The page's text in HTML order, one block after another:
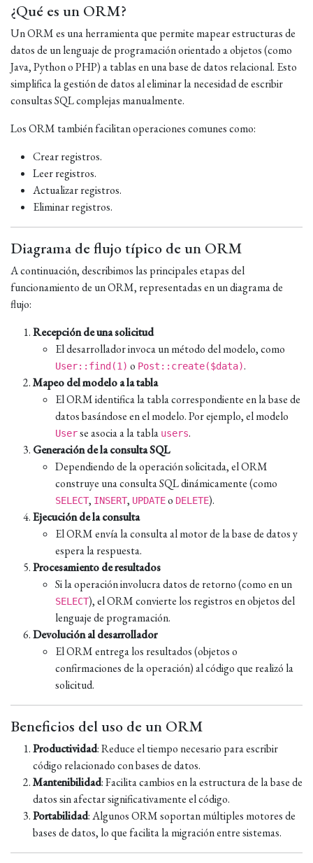
¿Qué es un ORM?
Un ORM es una herramienta que permite mapear estructuras de
datos de un lenguaje de programación orientado a objetos (como
Java, Python o PHP) a tablas en una base de datos relacional. Esto
simplifica la gestión de datos al eliminar la necesidad de escribir
consultas SQL complejas manualmente.
Los ORM también facilitan operaciones comunes como:
Crear registros.
Leer registros.
Actualizar registros.
Eliminar registros.
Diagrama de flujo típico de un ORM
A continuación, describimos las principales etapas del
funcionamiento de un ORM, representadas en un diagrama de
flujo:
Recepción de una solicitud
El desarrollador invoca un método del modelo, como
User::find(1) o Post::create($data).
Mapeo del modelo a la tabla
El ORM identifica la tabla correspondiente en la base de
datos basándose en el modelo. Por ejemplo, el modelo
Userse asocia a la tabla users.
Generación de la consulta SQL
Dependiendo de la operación solicitada, el ORM
construye una consulta SQL dinámicamente (como
SELECT, INSERT, UPDATEo DELETE).
Ejecución de la consulta
El ORM envía la consulta al motor de la base de datos y
espera la respuesta.
Procesamiento de resultados
Si la operación involucra datos de retorno (como en un
SELECT), el ORM convierte los registros en objetos del
lenguaje de programación.
Devolución al desarrollador
El ORM entrega los resultados (objetos o
confirmaciones de la operación) al código que realizó la
solicitud.
Beneficios del uso de un ORM
Productividad: Reduce el tiempo necesario para escribir
código relacionado con bases de datos.
Mantenibilidad: Facilita cambios en la estructura de la base de
datos sin afectar significativamente el código.
Portabilidad: Algunos ORM soportan múltiples motores de
bases de datos, lo que facilita la migración entre sistemas.